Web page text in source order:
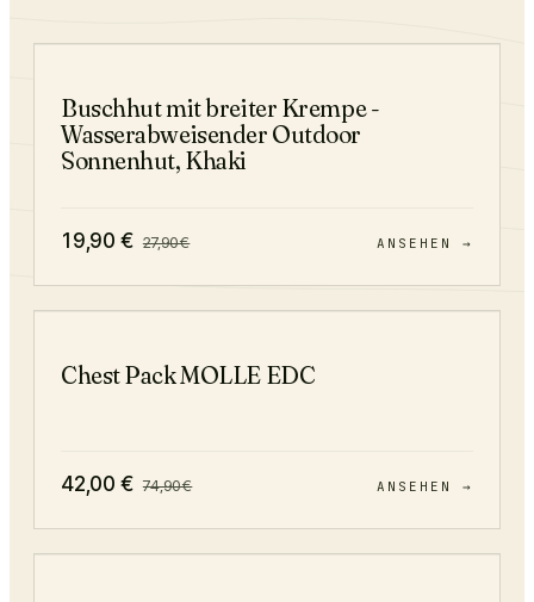
Buschhut mit breiter Krempe -
Wasserabweisender Outdoor
Sonnenhut, Khaki
19,90 € 27,90€ ANSEHEN →
Chest Pack MOLLE EDC
42,00 € 74,90€ ANSEHEN →